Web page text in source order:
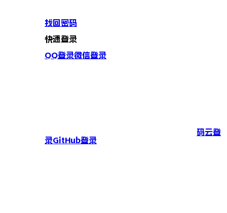
找回密码
快速登录
QQ登录微信登录
码云登
录GitHub登录